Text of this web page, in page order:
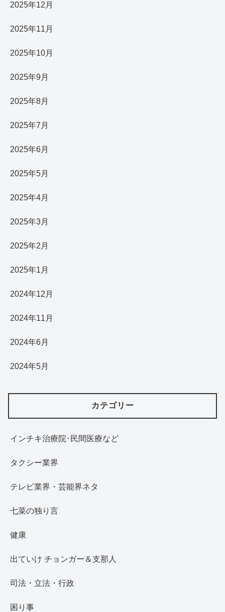
2025年12月
2025年11月
2025年10月
2025年9月
2025年8月
2025年7月
2025年6月
2025年5月
2025年4月
2025年3月
2025年2月
2025年1月
2024年12月
2024年11月
2024年6月
2024年5月
カテゴリー
インチキ治療院･民間医療など
タクシー業界
テレビ業界・芸能界ネタ
七菜の独り言
健康
出ていけ チョンガー＆支那人
司法・立法・行政
困り事